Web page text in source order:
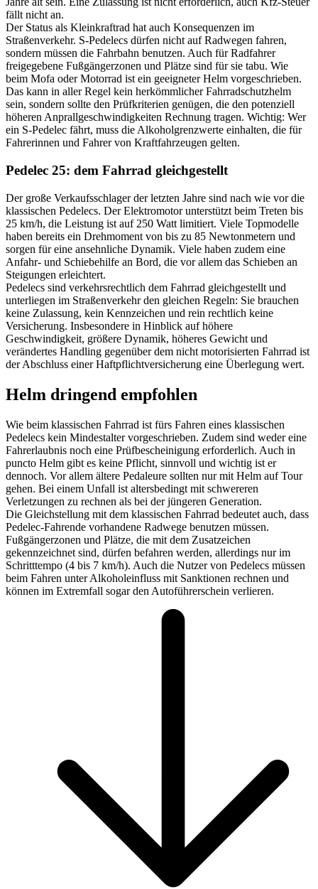
fällt nicht an.
Der Status als Kleinkraftrad hat auch Konsequenzen im
Straßenverkehr. S-Pedelecs dürfen nicht auf Radwegen fahren,
sondern müssen die Fahrbahn benutzen. Auch für Radfahrer
freigegebene Fußgängerzonen und Plätze sind für sie tabu. Wie
beim Mofa oder Motorrad ist ein geeigneter Helm vorgeschrieben.
Das kann in aller Regel kein herkömmlicher Fahrradschutzhelm
sein, sondern sollte den Prüfkriterien genügen, die den potenziell
höheren Anprallgeschwindigkeiten Rechnung tragen. Wichtig: Wer
ein S-Pedelec fährt, muss die Alkoholgrenzwerte einhalten, die für
Fahrerinnen und Fahrer von Kraftfahrzeugen gelten.
Pedelec 25: dem Fahrrad gleichgestellt
Der große Verkaufsschlager der letzten Jahre sind nach wie vor die
klassischen Pedelecs. Der Elektromotor unterstützt beim Treten bis
25 km/h, die Leistung ist auf 250 Watt limitiert. Viele Topmodelle
haben bereits ein Drehmoment von bis zu 85 Newtonmetern und
sorgen für eine ansehnliche Dynamik. Viele haben zudem eine
Anfahr- und Schiebehilfe an Bord, die vor allem das Schieben an
Steigungen erleichtert.
Pedelecs sind verkehrsrechtlich dem Fahrrad gleichgestellt und
unterliegen im Straßenverkehr den gleichen Regeln: Sie brauchen
keine Zulassung, kein Kennzeichen und rein rechtlich keine
Versicherung. Insbesondere in Hinblick auf höhere
Geschwindigkeit, größere Dynamik, höheres Gewicht und
verändertes Handling gegenüber dem nicht motorisierten Fahrrad ist
der Abschluss einer Haftpflichtversicherung eine Überlegung wert.
Helm dringend empfohlen
Wie beim klassischen Fahrrad ist fürs Fahren eines klassischen
Pedelecs kein Mindestalter vorgeschrieben. Zudem sind weder eine
Fahrerlaubnis noch eine Prüfbescheinigung erforderlich. Auch in
puncto Helm gibt es keine Pflicht, sinnvoll und wichtig ist er
dennoch. Vor allem ältere Pedaleure sollten nur mit Helm auf Tour
gehen. Bei einem Unfall ist altersbedingt mit schwereren
Verletzungen zu rechnen als bei der jüngeren Generation.
Die Gleichstellung mit dem klassischen Fahrrad bedeutet auch, dass
Pedelec-Fahrende vorhandene Radwege benutzen müssen.
Fußgängerzonen und Plätze, die mit dem Zusatzeichen
gekennzeichnet sind, dürfen befahren werden, allerdings nur im
Schritttempo (4 bis 7 km/h). Auch die Nutzer von Pedelecs müssen
beim Fahren unter Alkoholeinfluss mit Sanktionen rechnen und
können im Extremfall sogar den Autoführerschein verlieren.